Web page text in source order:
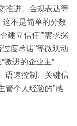
推进、合规表达等
不是简单的分数
建立信任””需求探
度承诺”等微观动
激进的企业主”
语速控制、关键信
管个人经验的”感